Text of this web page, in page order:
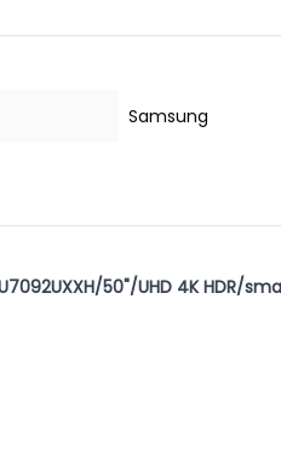
Samsung
50"/UHD 4K HDR/